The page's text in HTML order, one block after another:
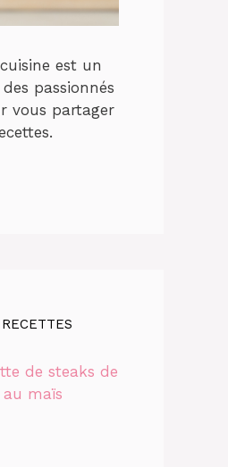
est un
passionnés
vous partager
de steaks de
maïs